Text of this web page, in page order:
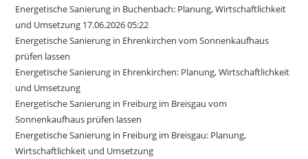
Energetische Sanierung in Buchenbach: Planung, Wirtschaftlichkeit
und Umsetzung 17.06.2026 05:22
Energetische Sanierung in Ehrenkirchen vom Sonnenkaufhaus
prüfen lassen
Energetische Sanierung in Ehrenkirchen: Planung, Wirtschaftlichkeit
und Umsetzung
Energetische Sanierung in Freiburg im Breisgau vom
Sonnenkaufhaus prüfen lassen
Energetische Sanierung in Freiburg im Breisgau: Planung,
Wirtschaftlichkeit und Umsetzung